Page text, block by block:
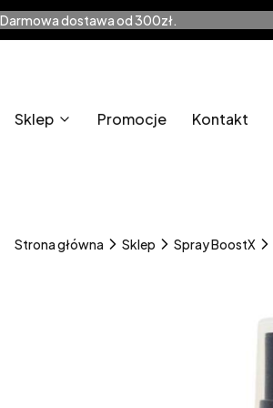
Darmowa dostawa od 300zł.
Sklep Promocje Kontakt
Strona główna Sklep Spray BoostX